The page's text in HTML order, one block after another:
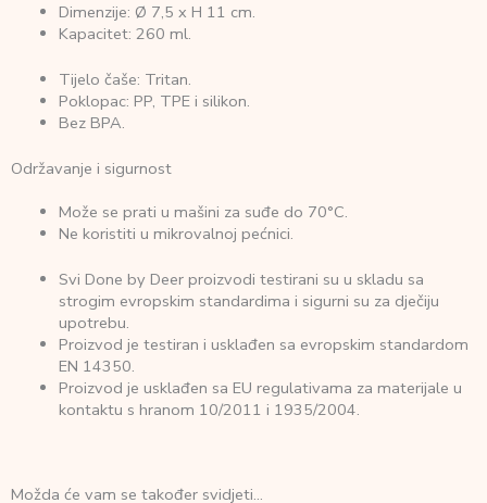
Dimenzije: Ø 7,5 x H 11 cm.
Kapacitet: 260 ml.
Tijelo čaše: Tritan.
Poklopac: PP, TPE i silikon.
Bez BPA.
Održavanje i sigurnost
Može se prati u mašini za suđe do 70°C.
Ne koristiti u mikrovalnoj pećnici.
Svi Done by Deer proizvodi testirani su u skladu sa
strogim evropskim standardima i sigurni su za dječiju
upotrebu.
Proizvod je testiran i usklađen sa evropskim standardom
EN 14350.
Proizvod je usklađen sa EU regulativama za materijale u
kontaktu s hranom 10/2011 i 1935/2004.
Možda će vam se također svidjeti…